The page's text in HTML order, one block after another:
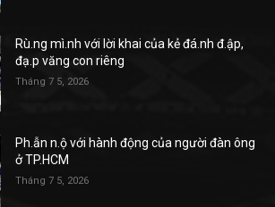
Rù.ng mì.nh với lời khai của kẻ đá.nh đ.ập,
đạ.p văng con riêng
Tháng 7 5, 2026
Ph.ẫn n.ộ với hành động của người đàn ông
ở TP.HCM
Tháng 7 5, 2026